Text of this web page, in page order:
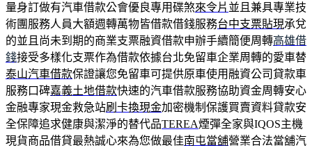
量身訂做有汽車借款公會優良專用碟煞來令片 並且兼具專業技
術團服務人員大額週轉萬物皆借款借錢服務台中支票貼現承兌
的並且尚未到期的商業支票融資借款申辦手續簡便周轉高雄借
錢接受多樣化支票作為借款依據台北免留車企業周轉的愛車替
泰山汽車借款保證讓您免留車可提供原車使用融資公司貸款車
服務口碑嘉義土地借款快速的汽車借款服務協助資金周轉安心
金融專家現金救急站刷卡換現金加密機制保護買賣資料貸款安
全保障追求健康與潔淨的替代品TEREA煙彈全家與IQOS主機
現貨商品借貸最熱誠心來為您做最佳南屯當舖營業合法當舖汽